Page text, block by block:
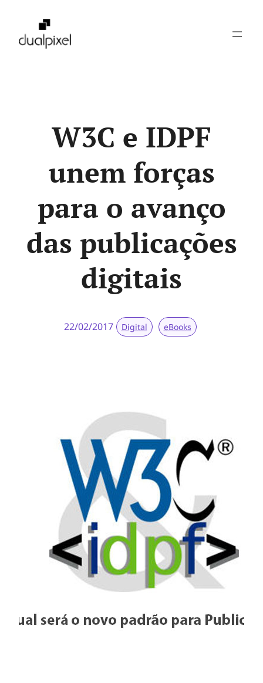
W3C e IDPF
unem forças
para o avanço
das publicações
digitais
22/02/2017 Digital eBooks